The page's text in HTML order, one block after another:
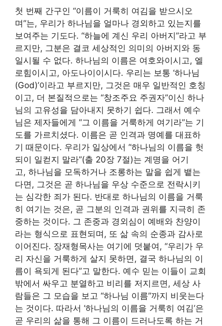
첫 번째 간구인 “이름이 거룩히 여김을 받으시오
며”는, 우리가 하나님을 얼마나 경외하고 있는지를
보여주는 기도다. “하늘에 계신 우리 아버지”라고 부
르지만, 그분은 결코 세상적인 의미의 아버지와 동
일시될 수 없다. 하나님의 이름은 여호와이시고, 엘
로힘이시고, 아도나이이시다. 우리는 보통 ‘하나님
(God)’이라고 부르지만, 그것은 매우 일반적인 호칭
이고, 더 본질적으로는 “창조주요 주권자”이신 하나
님의 고유성을 담아내지 못하기 쉽다. 그래서 예수
님은 제자들에게 “그 이름을 거룩하게 여기라”는 기
도를 가르치셨다. 이름은 곧 인격과 명예를 대표하
기 때문이다. 우리가 일상에서 “하나님의 이름을 헛
되이 일컫지 말라”(출 20장 7절)는 계명을 어기
고, 하나님을 모독하거나 조롱하는 말을 쉽게 뱉는
다면, 그것은 곧 하나님을 우상 수준으로 전락시키
는 심각한 죄가 된다. 반대로 하나님의 이름을 거룩
히 여기는 것은, 곧 그분의 인격과 권위를 지극히 존
중하는 것이다. 그 존중과 경외심이 예배와 찬양이
라는 형식으로 표현되며, 또 삶 속의 순종과 감사로
이어진다. 장재형목사는 여기에 덧붙여, “우리가 우
리 자신을 거룩하게 살지 못하면, 결국 하나님의 이
름이 욕되게 된다”고 말한다. 예수 믿는 이들이 교회
밖에서 싸우고 분열하고 비리를 저지르면, 세상 사
람들은 그 모습을 보고 “하나님 이름”까지 비웃는다
는 것이다. 따라서 ‘하나님의 이름을 거룩히 여김’은
곧 우리의 삶을 통해 그 이름이 드러나도록 하는 거